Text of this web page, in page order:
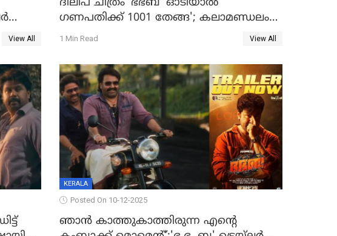
View All
ഗണപതിക്ക് 1001 തേങ്ങ'; കലാമണ്ഡലം
സത്യഭാമ
1 Min Read View All
KERALA
Posted On 10-12-2025
ഞാന്‍ കാത്തുകാത്തിരുന്ന എന്റെ